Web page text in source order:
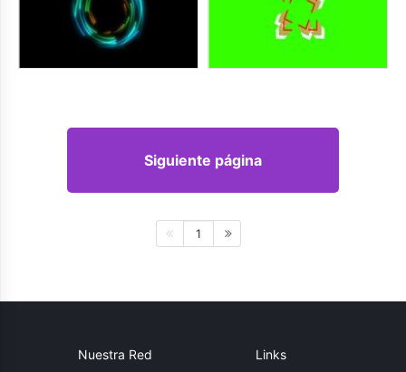
Siguiente página
1
Nuestra Red Links